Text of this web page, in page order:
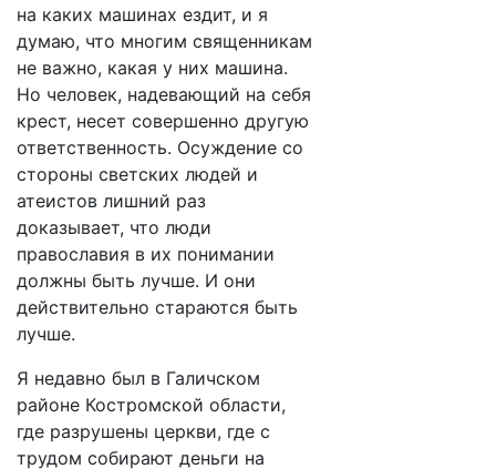
на каких машинах ездит, и я
думаю, что многим священникам
не важно, какая у них машина.
Но человек, надевающий на себя
крест, несет совершенно другую
ответственность. Осуждение со
стороны светских людей и
атеистов лишний раз
доказывает, что люди
православия в их понимании
должны быть лучше. И они
действительно стараются быть
лучше.
Я недавно был в Галичском
районе Костромской области,
где разрушены церкви, где с
трудом собирают деньги на